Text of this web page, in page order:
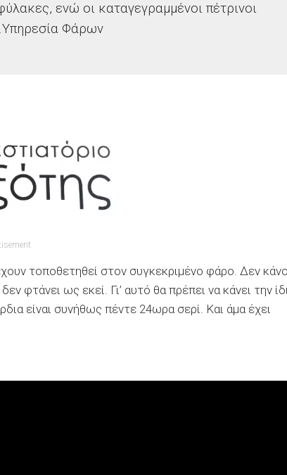
ενώ οι καταγεγραμμένοι πέτρινοι
Υπηρεσία Φάρων
τοποθετηθεί στον συγκεκριμένο φάρο. Δεν
φτάνει ως εκεί. Γι’ αυτό θα πρέπει να κάνει την
είναι συνήθως πέντε 24ωρα σερί. Και άμα έχει